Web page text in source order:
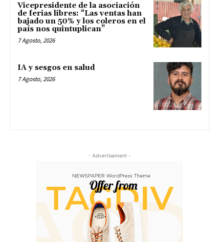
Vicepresidente de la asociación
de ferias libres: “Las ventas han
bajado un 50% y los coleros en el
país nos quintuplican”
7 Agosto, 2026
IA y sesgos en salud
7 Agosto, 2026
- Advertisement -